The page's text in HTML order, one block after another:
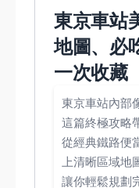
東京車站
地圖、必
一次收藏
東京車站內部
這篇終極攻略
從經典鐵路便
上清晰區域地
讓你輕鬆規劃